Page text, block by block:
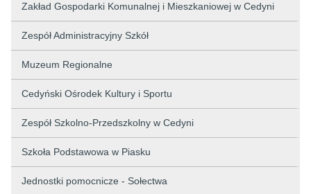
Zakład Gospodarki Komunalnej i Mieszkaniowej w Cedyni
Zespół Administracyjny Szkół
Muzeum Regionalne
Cedyński Ośrodek Kultury i Sportu
Zespół Szkolno-Przedszkolny w Cedyni
Szkoła Podstawowa w Piasku
Jednostki pomocnicze - Sołectwa